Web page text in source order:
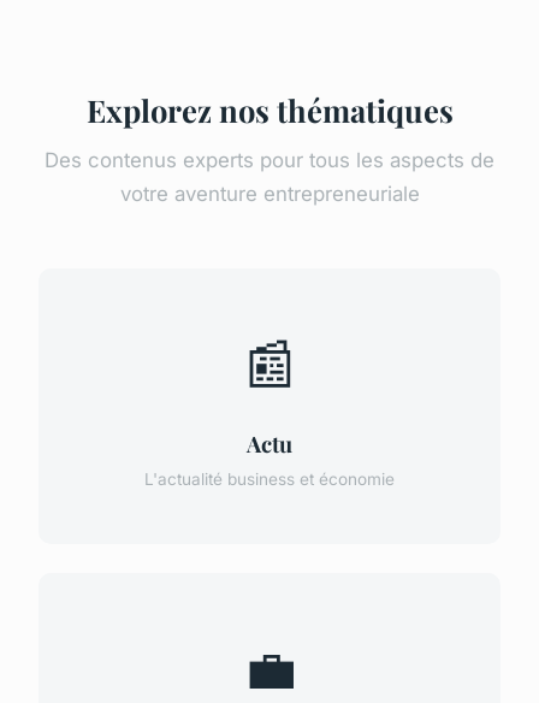
Explorez nos thématiques
Des contenus experts pour tous les aspects de
votre aventure entrepreneuriale
📰
Actu
L'actualité business et économie
💼